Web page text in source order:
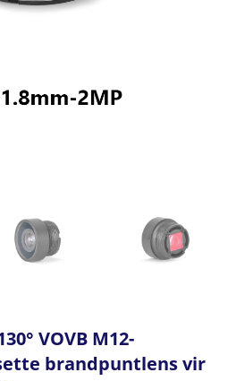
VOVB M12-
brandpuntlens vir